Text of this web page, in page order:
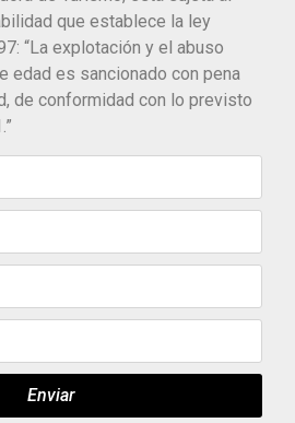
que establece la ley
“La explotación y el abuso
edad es sancionado con pena
de conformidad con lo previsto
Enviar